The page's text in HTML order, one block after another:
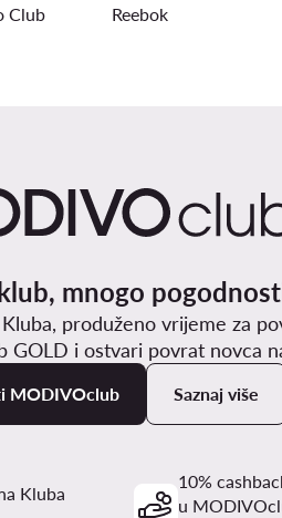
Club Reebok
mnogo
produženo vrijeme za
i ostvari povrat novca
MODIVOclub Saznaj više
Kluba
10%
u